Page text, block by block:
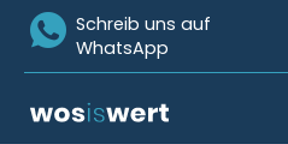
Icon Whatsapp
Schreib uns auf
WhatsApp